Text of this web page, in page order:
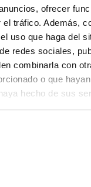
ofrecer
tráfico. Además,
uso que haga del
redes sociales,
combinarla con
o que
hecho de sus